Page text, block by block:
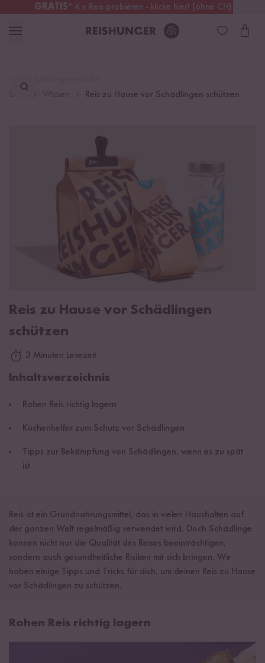
GRATIS* 4 x Reis probieren - klicke hier! (ohne CH)
Schweiz Alle Zölle & Steuern inklusive
finden ...
Reis zu Hause vor Schädlingen schützen
Reis zu Hause vor Schädlingen
schützen
3 Minuten Lesezeit
Inhaltsverzeichnis
Rohen Reis richtig lagern
Küchenhelfer zum Schutz vor Schädlingen
Tipps zur Bekämpfung von Schädlingen, wenn es zu spät
ist
Reis ist ein Grundnahrungsmittel, das in vielen Haushalten auf
der ganzen Welt regelmäßig verwendet wird. Doch Schädlinge
können nicht nur die Qualität des Reises beeinträchtigen,
sondern auch gesundheitliche Risiken mit sich bringen. Wir
haben einige Tipps und Tricks für dich, um deinen Reis zu Hause
vor Schädlingen zu schützen.
Rohen Reis richtig lagern